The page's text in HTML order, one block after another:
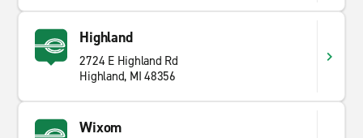
Highland
2724 E Highland Rd
Highland, MI 48356
Wixom